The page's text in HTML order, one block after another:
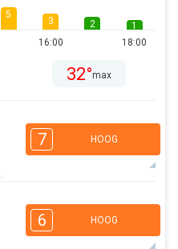
5
3
16:00
2
1
18:00
32°max
7 HOOG
3
16:00
6 HOOG